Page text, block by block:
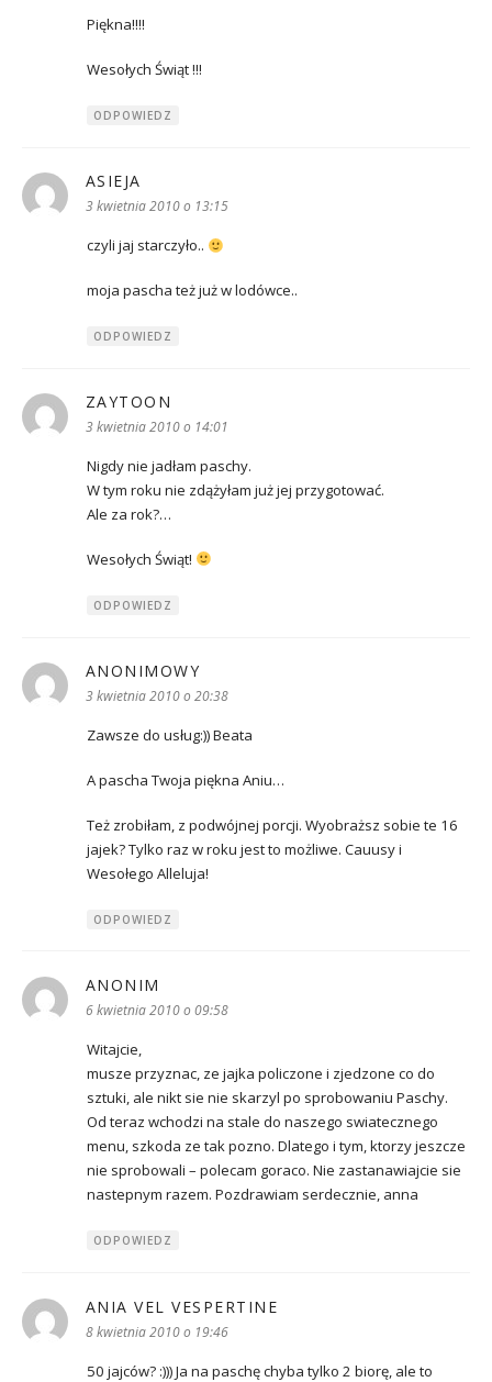
Piękna!!!!
Wesołych Świąt !!!
ODPOWIEDZ
ASIEJA
3 kwietnia 2010 o 13:15
czyli jaj starczyło..
moja pascha też już w lodówce..
ODPOWIEDZ
ZAYTOON
3 kwietnia 2010 o 14:01
Nigdy nie jadłam paschy.
W tym roku nie zdążyłam już jej przygotować.
Ale za rok?…
Wesołych Świąt!
ODPOWIEDZ
ANONIMOWY
3 kwietnia 2010 o 20:38
Zawsze do usług:)) Beata
A pascha Twoja piękna Aniu…
Też zrobiłam, z podwójnej porcji. Wyobraższ sobie te 16
jajek? Tylko raz w roku jest to możliwe. Cauusy i
Wesołego Alleluja!
ODPOWIEDZ
ANONIM
6 kwietnia 2010 o 09:58
Witajcie,
musze przyznac, ze jajka policzone i zjedzone co do
sztuki, ale nikt sie nie skarzyl po sprobowaniu Paschy.
Od teraz wchodzi na stale do naszego swiatecznego
menu, szkoda ze tak pozno. Dlatego i tym, ktorzy jeszcze
nie sprobowali – polecam goraco. Nie zastanawiajcie sie
nastepnym razem. Pozdrawiam serdecznie, anna
ODPOWIEDZ
ANIA VEL VESPERTINE
8 kwietnia 2010 o 19:46
50 jajców? :))) Ja na paschę chyba tylko 2 biorę, ale to